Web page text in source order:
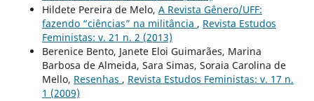
Hildete Pereira de Melo, A Revista Gênero/UFF:
fazendo “ciências” na militância , Revista Estudos
Feministas: v. 21 n. 2 (2013)
Berenice Bento, Janete Eloi Guimarães, Marina
Barbosa de Almeida, Sara Simas, Soraia Carolina de
Mello, Resenhas , Revista Estudos Feministas: v. 17 n.
1 (2009)